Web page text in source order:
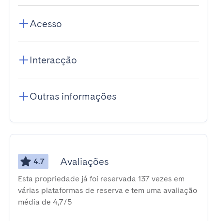
Acesso
Interacção
Outras informações
4.7 Avaliações
Esta propriedade já foi reservada 137 vezes em
várias plataformas de reserva e tem uma avaliação
média de 4,7/5